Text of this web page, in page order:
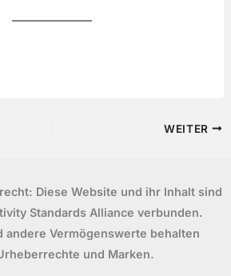
WEITER
Diese Website und ihr Inhalt sind
Standards Alliance verbunden.
andere Vermögenswerte behalten
und Marken.